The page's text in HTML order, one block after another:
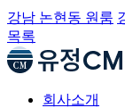
강남 논현동 원룸
목록
회사소개